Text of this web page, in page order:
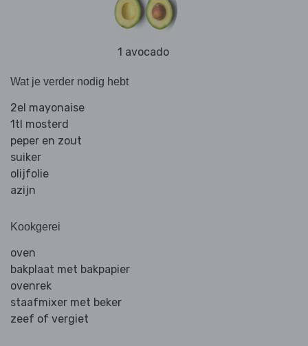
1 avocado
Wat je verder nodig hebt
2el mayonaise
1tl mosterd
peper en zout
suiker
olijfolie
azijn
Kookgerei
oven
bakplaat met bakpapier
ovenrek
staafmixer met beker
zeef of vergiet